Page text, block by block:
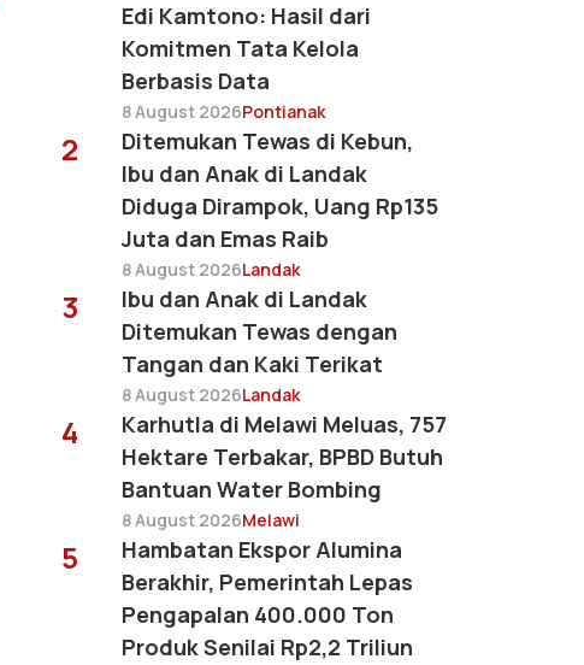
Edi Kamtono: Hasil dari
Komitmen Tata Kelola
Berbasis Data
8 August 2026Pontianak
2
Ditemukan Tewas di Kebun,
Ibu dan Anak di Landak
Diduga Dirampok, Uang Rp135
Juta dan Emas Raib
8 August 2026Landak
3
Ibu dan Anak di Landak
Ditemukan Tewas dengan
Tangan dan Kaki Terikat
8 August 2026Landak
4
Karhutla di Melawi Meluas, 757
Hektare Terbakar, BPBD Butuh
Bantuan Water Bombing
8 August 2026Melawi
5
Hambatan Ekspor Alumina
Berakhir, Pemerintah Lepas
Pengapalan 400.000 Ton
Produk Senilai Rp2,2 Triliun